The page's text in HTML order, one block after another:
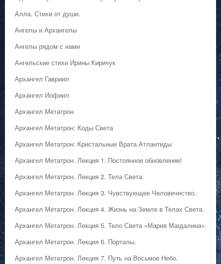
Алла. Стихи от души.
Ангелы и Архангелы
Ангелы рядом с нами
Ангельские стихи Ирины Киричук
Архангел Гавриил
Архангел Иофиил
Архангел Метатрон
Архангел Метатрон: Коды Света
Архангел Метатрон: Кристальные Врата Атлантиды
Архангел Метатрон. Лекция 1. Постоянное обновление!
Архангел Метатрон. Лекция 2. Тела Света.
Архангел Метатрон. Лекция 3. Чувствующее Человечество.
Архангел Метатрон. Лекция 4. Жизнь на Земле в Телах Света.
Архангел Метатрон. Лекция 5. Тело Света «Мария Магдалина».
Архангел Метатрон. Лекция 6. Порталы.
Архангел Метатрон. Лекция 7. Путь на Восьмое Небо.